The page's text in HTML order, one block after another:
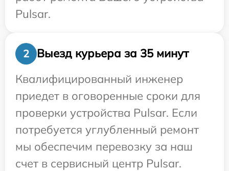
Pulsar.
2
Выезд курьера за 35 минут
Квалифицированный инженер
приедет в оговоренные сроки для
проверки устройства Pulsar. Если
потребуется углубленный ремонт
мы обеспечим перевозку за наш
счет в сервисный центр Pulsar.